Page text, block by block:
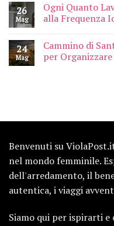
26
Mag
Ogni Quanto
alla Frequenza
24
Mag
Cammino di
per
Benvenuti su
nel mondo femminile.
dell'arredamento, il
autentica, i viaggi
Siamo qui per ispirarti